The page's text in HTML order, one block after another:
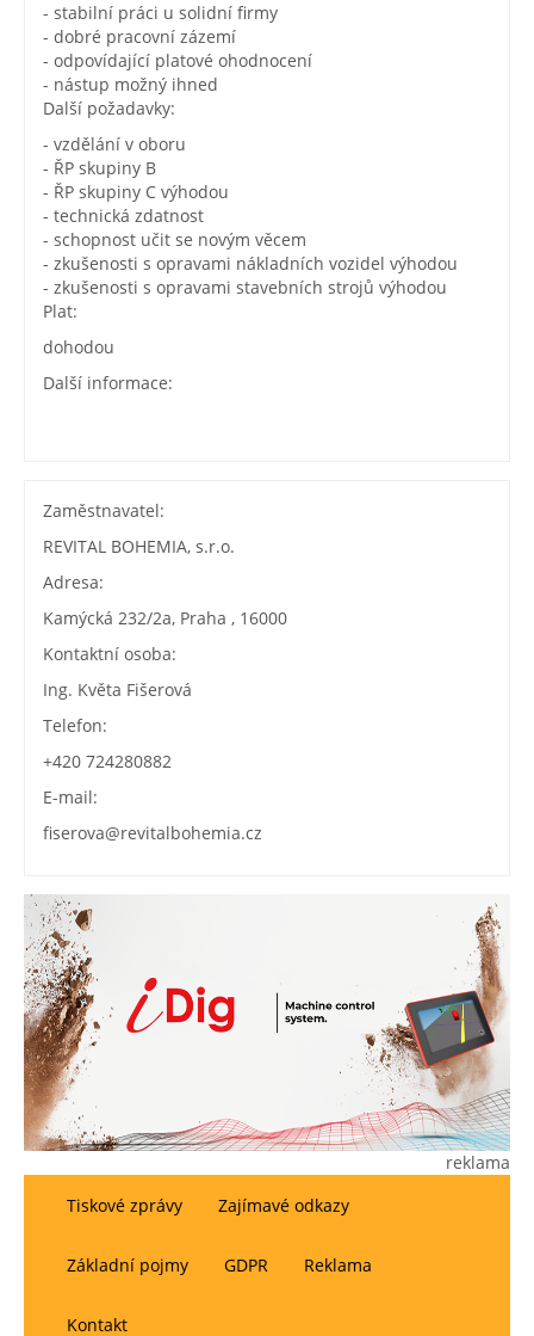
- stabilní práci u solidní firmy
- dobré pracovní zázemí
- odpovídající platové ohodnocení
- nástup možný ihned
Další požadavky:
- vzdělání v oboru
- ŘP skupiny B
- ŘP skupiny C výhodou
- technická zdatnost
- schopnost učit se novým věcem
- zkušenosti s opravami nákladních vozidel výhodou
- zkušenosti s opravami stavebních strojů výhodou
Plat:
dohodou
Další informace:
Zaměstnavatel:
REVITAL BOHEMIA, s.r.o.
Adresa:
Kamýcká 232/2a, Praha , 16000
Kontaktní osoba:
Ing. Květa Fišerová
Telefon:
+420 724280882
E-mail:
fiserova@revitalbohemia.cz
reklama
Tiskové zprávy
Zajímavé odkazy
Základní pojmy GDPR Reklama
Kontakt